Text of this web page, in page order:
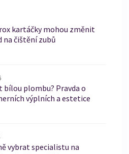
kartáčky mohou změnit
na čištění zubů
bílou plombu? Pravda o
výplních a estetice
vybrat specialistu na